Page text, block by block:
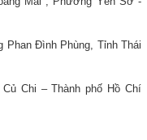
Phan Đình Phùng, Tỉnh Thái
Chi – Thành phố Hồ Chí